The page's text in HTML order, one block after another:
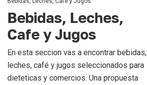
Bebidas, Leches,
Cafe y Jugos
En esta seccion vas a encontrar bebidas,
leches, café y jugos seleccionados para
dieteticas y comercios. Una propuesta